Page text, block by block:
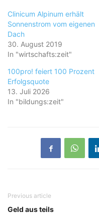
Clinicum Alpinum erhält
Sonnenstrom vom eigenen
Dach
30. August 2019
In "wirtschafts:zeit"
100pro! feiert 100 Prozent
Erfolgsquote
13. Juli 2026
In "bildungs:zeit"
Previous article
Geld aus teils